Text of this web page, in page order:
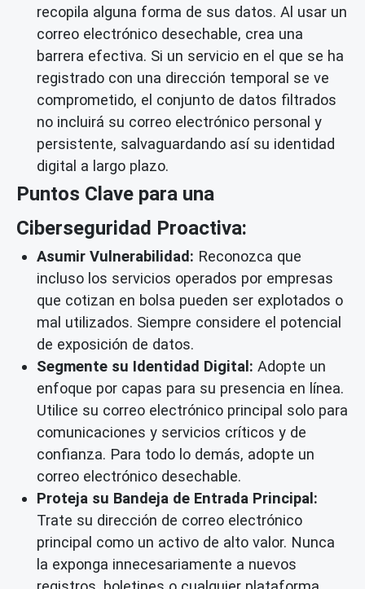
recopila alguna forma de sus datos. Al usar un
correo electrónico desechable, crea una
barrera efectiva. Si un servicio en el que se ha
registrado con una dirección temporal se ve
comprometido, el conjunto de datos filtrados
no incluirá su correo electrónico personal y
persistente, salvaguardando así su identidad
digital a largo plazo.
Puntos Clave para una
Ciberseguridad Proactiva:
Asumir Vulnerabilidad: Reconozca que
incluso los servicios operados por empresas
que cotizan en bolsa pueden ser explotados o
mal utilizados. Siempre considere el potencial
de exposición de datos.
Segmente su Identidad Digital: Adopte un
enfoque por capas para su presencia en línea.
Utilice su correo electrónico principal solo para
comunicaciones y servicios críticos y de
confianza. Para todo lo demás, adopte un
correo electrónico desechable.
Proteja su Bandeja de Entrada Principal:
Trate su dirección de correo electrónico
principal como un activo de alto valor. Nunca
la exponga innecesariamente a nuevos